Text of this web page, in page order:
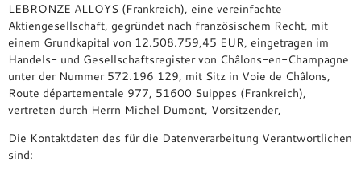
LEBRONZE ALLOYS (Frankreich), eine vereinfachte
Aktiengesellschaft, gegründet nach französischem Recht, mit
einem Grundkapital von 12.508.759,45 EUR, eingetragen im
Handels- und Gesellschaftsregister von Châlons-en-Champagne
unter der Nummer 572.196 129, mit Sitz in Voie de Châlons,
Route départementale 977, 51600 Suippes (Frankreich),
vertreten durch Herrn Michel Dumont, Vorsitzender,
Die Kontaktdaten des für die Datenverarbeitung Verantwortlichen
sind: